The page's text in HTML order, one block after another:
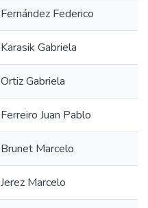
Fernández Federico
Karasik Gabriela
Ortiz Gabriela
Ferreiro Juan Pablo
Brunet Marcelo
Jerez Marcelo